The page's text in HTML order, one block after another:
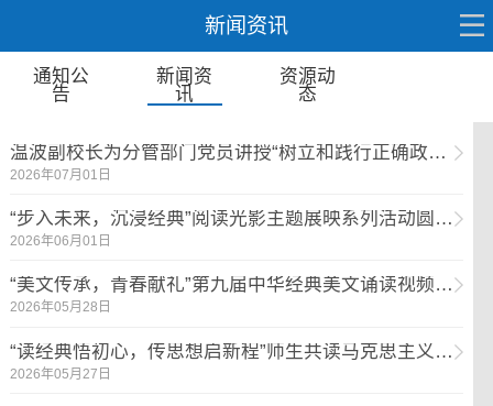
新闻资讯
通知公
告
新闻资
讯
资源动
态
温波副校长为分管部门党员讲授“树立和践行正确政绩观”专题党课
2026年07月01日
“步入未来，沉浸经典”阅读光影主题展映系列活动圆满落幕
2026年06月01日
“美文传承，青春献礼”第九届中华经典美文诵读视频大赛顺利收官
2026年05月28日
“读经典悟初心，传思想启新程”师生共读马克思主义读书会成功举办
2026年05月27日